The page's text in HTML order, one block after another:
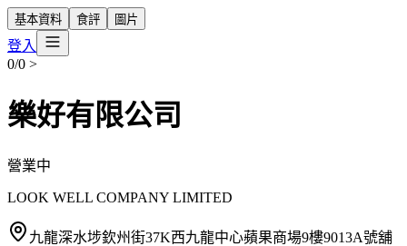
基本資料 食評 圖片
登入
0/0 >
樂好有限公司
營業中
LOOK WELL COMPANY LIMITED
九龍深水埗欽州街37K西九龍中心蘋果商場9樓9013A號舖